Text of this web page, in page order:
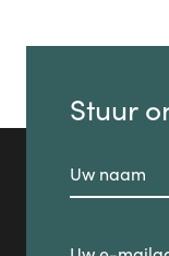
Stuur